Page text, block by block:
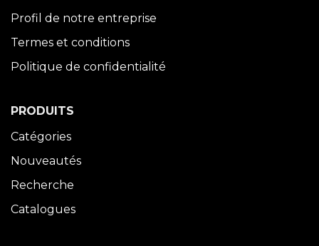
Profil de notre entreprise
Termes et conditions
Politique de confidentialité
PRODUITS
Catégories
Nouveautés
Recherche
Catalogues